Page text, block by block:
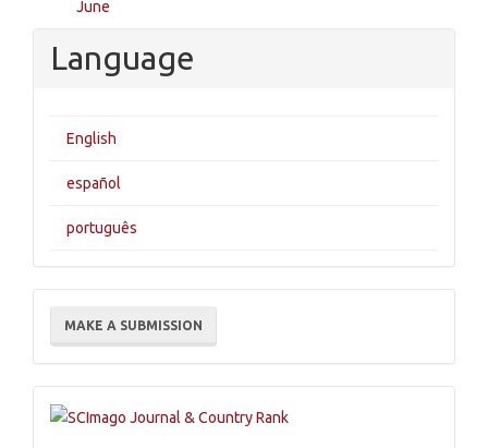
June
Language
English
español
português
Make
Submission
MAKE A SUBMISSION